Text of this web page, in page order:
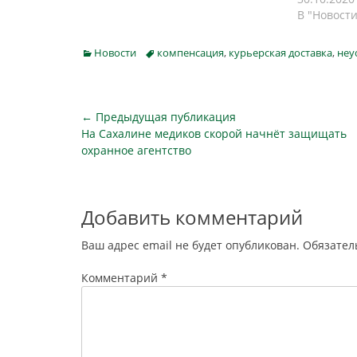
насчитывается около 106 доменов
с сочетанием букв cdek (как в
10 раз
В
Categories
Новости Tagsкомпенсация, курьерская доставка,
Навигация
по
← Предыдущая публикация
Предыдущая
публикация
На Сахалине медиков скорой начнёт защищать
охранное агентство
Добавить комментарий
Ваш адрес email не будет опубликован.
Комментарий *